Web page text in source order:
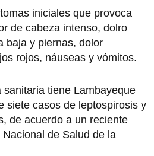
iniciales que provoca
de cabeza intenso, dolro
baja y piernas, dolor
rojos, náuseas y vómitos.
tiene Lambayeque
siete casos de leptospirosis y
de acuerdo a un reciente
de Salud de la